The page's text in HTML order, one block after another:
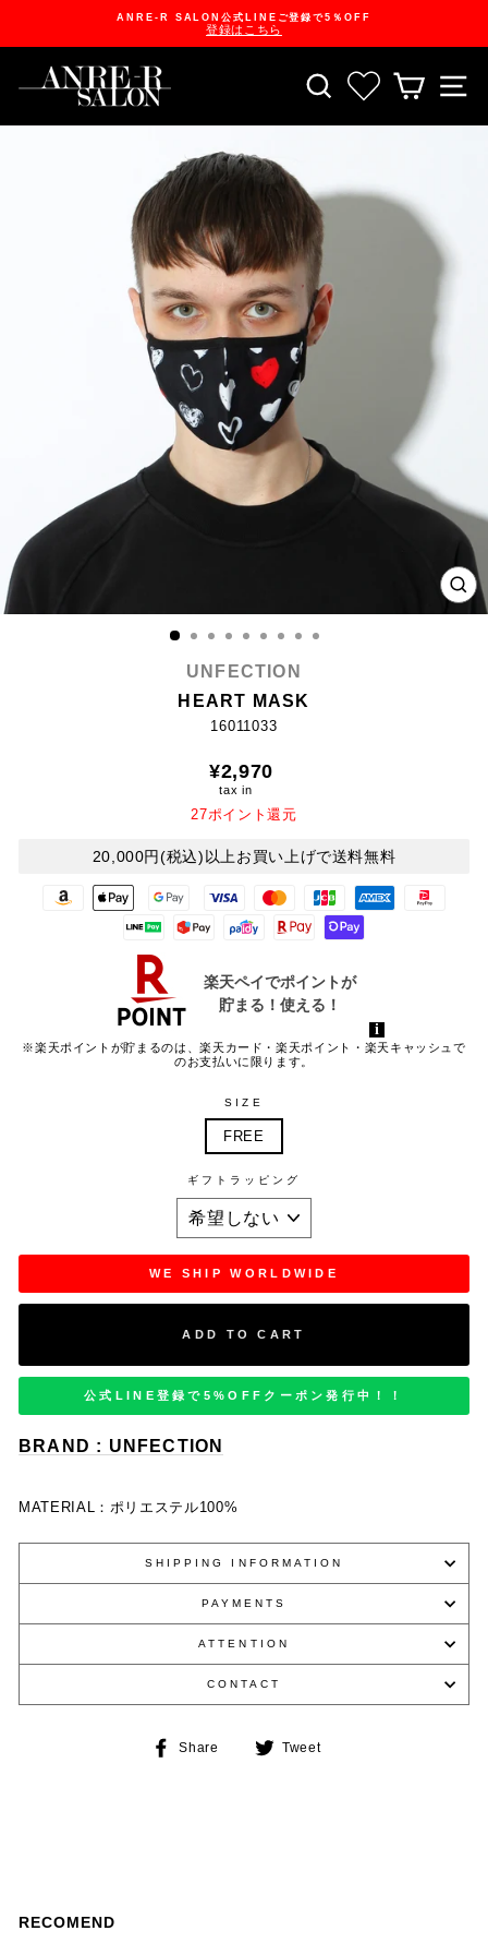
ANRE-R SALON公式LINEご登録で5％OFF
登録はこちら
SEARCHお気に入り一
CART
UNFECTION
HEART MASK
16011033
Regular
price
¥2,970
tax in
27ポイント還元
20,000円(税込)以上お買い上げで送料無料
※楽天ポイントが貯まるのは、楽天カード・楽天ポイント・楽天キャッシュで
のお支払いに限ります。
SIZE
FREE
ギフトラッピング
WE SHIP WORLDWIDE
ADD TO CART
公式LINE登録で5%OFFクーポン発行中！！
BRAND : UNFECTION
MATERIAL： ポリエステル100%
SHIPPING INFORMATION
PAYMENTS
ATTENTION
CONTACT
Share
Share Tweet
RECOMEND